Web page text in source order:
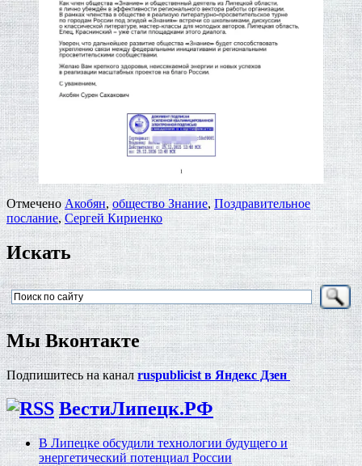
ОтмеченоАкобян, общество Знание,Поздравительное
послание,Сергей Кириенко
Искать
Мы Вконтакте
Подпишитесь на каналruspublicist в Яндекс Дзен
ВестиЛипецк.РФ
В Липецке обсудили технологии будущего и
энергетический потенциал России